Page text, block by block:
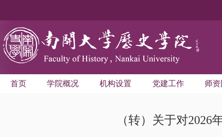
首页 学院概况 机构设置 党建工作 师
（转）关于对